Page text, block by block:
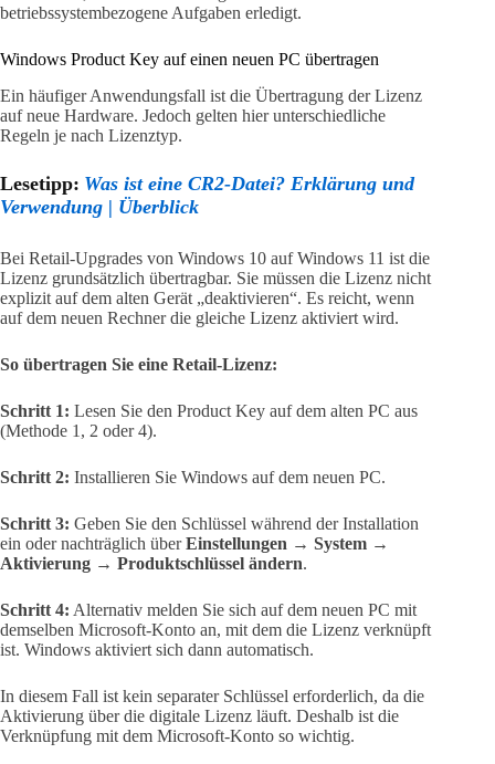
betriebssystembezogene Aufgaben erledigt.
Windows Product Key auf einen neuen PC übertragen
Ein häufiger Anwendungsfall ist die Übertragung der Lizenz
auf neue Hardware. Jedoch gelten hier unterschiedliche
Regeln je nach Lizenztyp.
Lesetipp: Was ist eine CR2-Datei? Erklärung und
Verwendung | Überblick
Bei Retail-Upgrades von Windows 10 auf Windows 11 ist die
Lizenz grundsätzlich übertragbar. Sie müssen die Lizenz nicht
explizit auf dem alten Gerät „deaktivieren“. Es reicht, wenn
auf dem neuen Rechner die gleiche Lizenz aktiviert wird.
So übertragen Sie eine Retail-Lizenz:
Schritt 1: Lesen Sie den Product Key auf dem alten PC aus
(Methode 1, 2 oder 4).
Schritt 2: Installieren Sie Windows auf dem neuen PC.
Schritt 3: Geben Sie den Schlüssel während der Installation
ein oder nachträglich überEinstellungen → System →
Aktivierung → Produktschlüssel ändern.
Schritt 4: Alternativ melden Sie sich auf dem neuen PC mit
demselben Microsoft-Konto an, mit dem die Lizenz verknüpft
ist. Windows aktiviert sich dann automatisch.
In diesem Fall ist kein separater Schlüssel erforderlich, da die
Aktivierung über die digitale Lizenz läuft. Deshalb ist die
Verknüpfung mit dem Microsoft-Konto so wichtig.